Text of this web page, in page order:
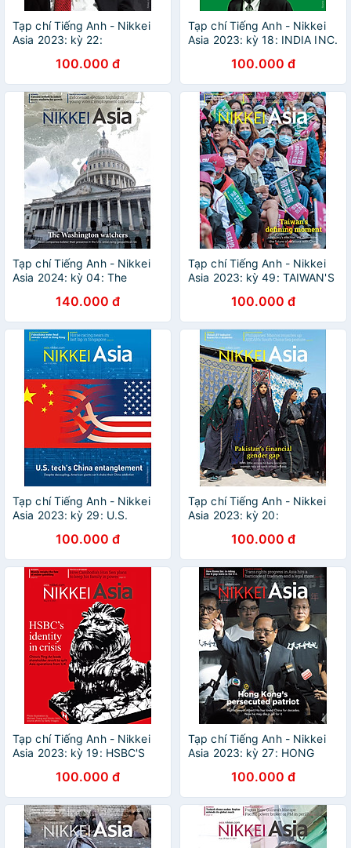
Tạp chí Tiếng Anh - Nikkei
Asia 2023: kỳ 22:
PORTFOLIO100.000 đ
Tạp chí Tiếng Anh - Nikkei
Asia 2023: kỳ 18: INDIA INC.
100.000 đ
Tạp chí Tiếng Anh - Nikkei
Asia 2024: kỳ 04: The
140.000 đ
Tạp chí Tiếng Anh - Nikkei
Asia 2023: kỳ 49: TAIWAN'S
100.000 đ
Tạp chí Tiếng Anh - Nikkei
Asia 2023: kỳ 29: U.S.
ENTANGLEMENT
100.000 đ
Tạp chí Tiếng Anh - Nikkei
Asia 2023: kỳ 20:
GENDER GAP100.000 đ
Tạp chí Tiếng Anh - Nikkei
Asia 2023: kỳ 19: HSBC'S
100.000 đ
Tạp chí Tiếng Anh - Nikkei
Asia 2023: kỳ 27: HONG
PATRIOT100.000 đ